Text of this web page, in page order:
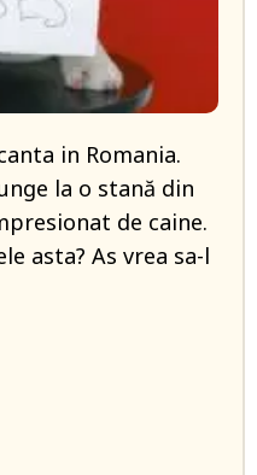
in Romania.
la o stană din
de caine.
asta? As vrea sa-l